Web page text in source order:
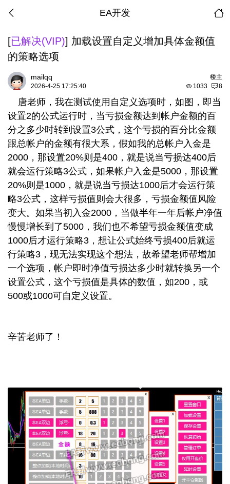
EA开发
[已解决(VIP)] 加载设置自定义增加具体金额值
的策略选项
楼主
mailqq
1033 8
2026-4-25 17:25:40
唐老师，我在测试使用自定义选项时，如图，即当
设置2的公式运行时，当亏损金额达到帐户金额的百
分之多少时转到设置3公式，这个亏损的百分比金额
跟总帐户的金额有很大系，假如我的总帐户入金是
2000，那设置20%则是400，就是说当亏损达400后
就会运行策略3公式，如果帐户入金是5000，那设置
20%则是1000，就是说当亏损达1000后才会运行策
略3公式，这样亏损值则会大很多，亏损金额值风险
变大。如果当初入金2000，当做半年一年后帐户净值
慢慢增长到了5000，我们也不希望亏损金额值变成
1000后才运行策略3，想让公式始终亏损400后就运
行策略3，现无法实现这个想法，故希望老师帮增加
一个选项，帐户即时净值亏损达多少时就转换另一个
设置公式，这个亏损值是具体的数值，如200，或
500或1000可自定义设置。
辛苦老师了！